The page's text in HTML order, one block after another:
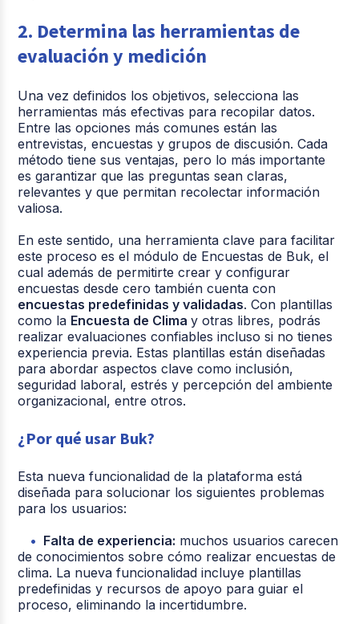
2. Determina las herramientas de
evaluación y medición
Una vez definidos los objetivos, selecciona las
herramientas más efectivas para recopilar datos.
Entre las opciones más comunes están las
entrevistas, encuestas y grupos de discusión. Cada
método tiene sus ventajas, pero lo más importante
es garantizar que las preguntas sean claras,
relevantes y que permitan recolectar información
valiosa.
En este sentido, una herramienta clave para facilitar
este proceso es el módulo de Encuestas de Buk, el
cual además de permitirte crear y configurar
encuestas desde cero también cuenta con
encuestas predefinidas y validadas. Con plantillas
como la Encuesta de Climay otras libres, podrás
realizar evaluaciones confiables incluso si no tienes
experiencia previa. Estas plantillas están diseñadas
para abordar aspectos clave como inclusión,
seguridad laboral, estrés y percepción del ambiente
organizacional, entre otros.
¿Por qué usar Buk?
Esta nueva funcionalidad de la plataforma está
diseñada para solucionar los siguientes problemas
para los usuarios:
Falta de experiencia: muchos usuarios carecen
de conocimientos sobre cómo realizar encuestas de
clima. La nueva funcionalidad incluye plantillas
predefinidas y recursos de apoyo para guiar el
proceso, eliminando la incertidumbre.